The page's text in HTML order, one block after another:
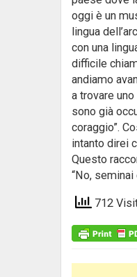
oggi è un
lingua
con una
difficile
andiamo
a trovare
sono già
coraggio”.
intanto direi
Questo
“No,
712